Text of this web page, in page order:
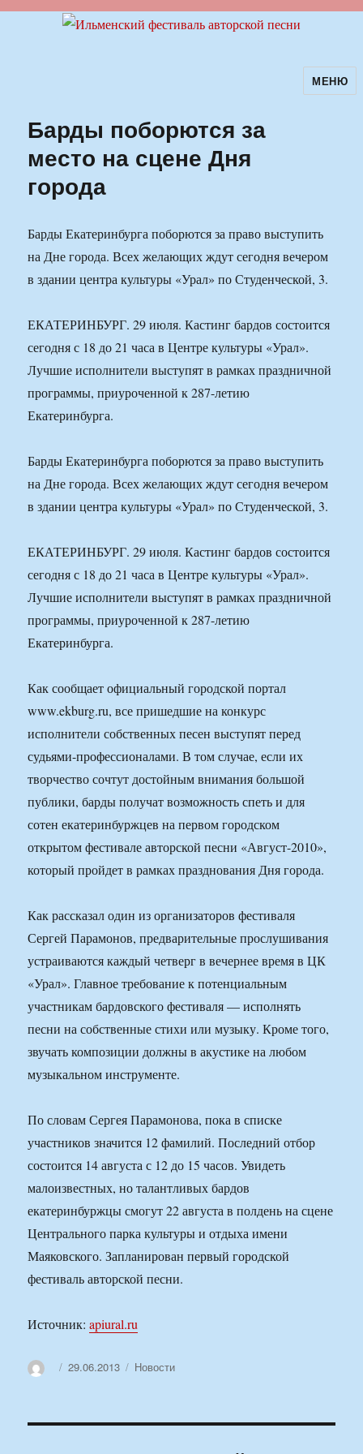
Ильменский фестиваль авторскойМЕНЮ
Барды поборются за
место на сцене Дня
города
Барды Екатеринбурга поборются за право выступить
на Дне города. Всех желающих ждут сегодня вечером
в здании центра культуры «Урал» по Студенческой, 3.
ЕКАТЕРИНБУРГ. 29 июля. Кастинг бардов состоится
сегодня с 18 до 21 часа в Центре культуры «Урал».
Лучшие исполнители выступят в рамках праздничной
программы, приуроченной к 287-летию
Екатеринбурга.
Барды Екатеринбурга поборются за право выступить
на Дне города. Всех желающих ждут сегодня вечером
в здании центра культуры «Урал» по Студенческой, 3.
ЕКАТЕРИНБУРГ. 29 июля. Кастинг бардов состоится
сегодня с 18 до 21 часа в Центре культуры «Урал».
Лучшие исполнители выступят в рамках праздничной
программы, приуроченной к 287-летию
Екатеринбурга.
Как сообщает официальный городской портал
www.ekburg.ru, все пришедшие на конкурс
исполнители собственных песен выступят перед
судьями-профессионалами. В том случае, если их
творчество сочтут достойным внимания большой
публики, барды получат возможность спеть и для
сотен екатеринбуржцев на первом городском
открытом фестивале авторской песни «Август-2010»,
который пройдет в рамках празднования Дня города.
Как рассказал один из организаторов фестиваля
Сергей Парамонов, предварительные прослушивания
устраиваются каждый четверг в вечернее время в ЦК
«Урал». Главное требование к потенциальным
участникам бардовского фестиваля — исполнять
песни на собственные стихи или музыку. Кроме того,
звучать композиции должны в акустике на любом
музыкальном инструменте.
По словам Сергея Парамонова, пока в списке
участников значится 12 фамилий. Последний отбор
состоится 14 августа с 12 до 15 часов. Увидеть
малоизвестных, но талантливых бардов
екатеринбуржцы смогут 22 августа в полдень на сцене
Центрального парка культуры и отдыха имени
Маяковского. Запланирован первый городской
фестиваль авторской песни.
Источник:apiural.ru
АвторОпубликовано
29.06.2013 Рубрики
Новости